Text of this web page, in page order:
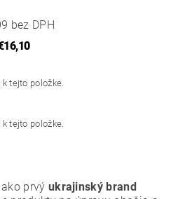
bez DPH
tejto položke.
tejto položke.
prvý ukrajinský brand